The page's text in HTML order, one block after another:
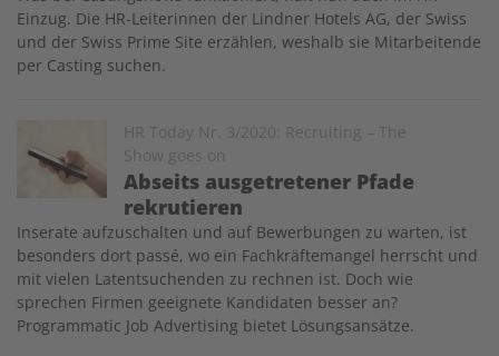
Einzug. Die HR-Leiterinnen der Lindner Hotels AG, der Swiss
und der Swiss Prime Site erzählen, weshalb sie ­Mitarbeitende
per Casting suchen.
HR Today Nr. 3/2020: Recruiting – The
Show goes on
Abseits ausgetretener Pfade
rekrutieren
Inserate aufzuschalten und auf Bewerbungen zu warten, ist
besonders dort passé, wo ein Fachkräftemangel herrscht und
mit vielen Latentsuchenden zu rechnen ist. Doch wie
sprechen Firmen geeignete Kandidaten besser an?
Programmatic Job Advertising bietet Lösungsansätze.